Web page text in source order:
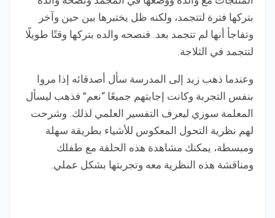
بتركها فترة لتتجمد، ولكنه ظل يختبرها بين حين وآخر
وتفاجأ أنها لم تتجمد بعد. فنصحه والده بتركها وقتًا طويلًا
لتتجمد في الثلاجة.
وعندما ذهب زيد إلى المدرسة سأل أصدقائه إذا مروا
بنفس التجربة وكانت إجابتهم جميعًا “نعم” فذهب ليسأل
المعلمة سوزي ليعرف التفسير العلمي لذلك. وشرحت
لهم نظرية التحول المعكوس للأشياء بطريقة سهلة
ومبسطة، يمكنك مشاهدة هذه الحلقة مع طفلك
ومناقشة هذه النظرية معه وتجربتها بشكل عملي.